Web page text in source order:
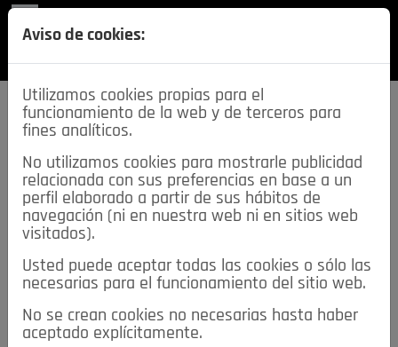
SECCIONES
descarga esta
REVISTA
≡NOTICIAS
NOTICIAS SERVICIOS DE INTERÉS
Aviso de cookies:
Utilizamos cookies propias para el
funcionamiento de la web y de terceros para
fines analíticos.
No utilizamos cookies para mostrarle publicidad
relacionada con sus preferencias en base a un
perfil elaborado a partir de sus hábitos de
navegación (ni en nuestra web ni en sitios web
visitados).
Usted puede aceptar todas las cookies o sólo las
necesarias para el funcionamiento del sitio web.
No se crean cookies no necesarias hasta haber
aceptado explícitamente.